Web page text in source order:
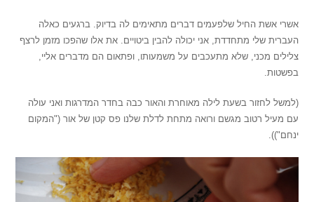
אשרי אשת החיל שלפעמים דברים מתאימים לה בדיוק. ברגעים כאלה
העברית שלי מתחדדת, אני יכולה להבין ביטויים. את אלו שהפכו מזמן לרצף
צלילים מכני, שלא מתעכבים על משמעותו, ופתאום הם מדברים אליי,
בפשטות.
(למשל לחזור בשעת לילה מאוחרת והאור כבה בחדר המדרגות ואני עולה
עם מעיל רטוב מגשם ורואה מתחת לדלת שלנו פס קטן של אור ("המקום
ינחם")).